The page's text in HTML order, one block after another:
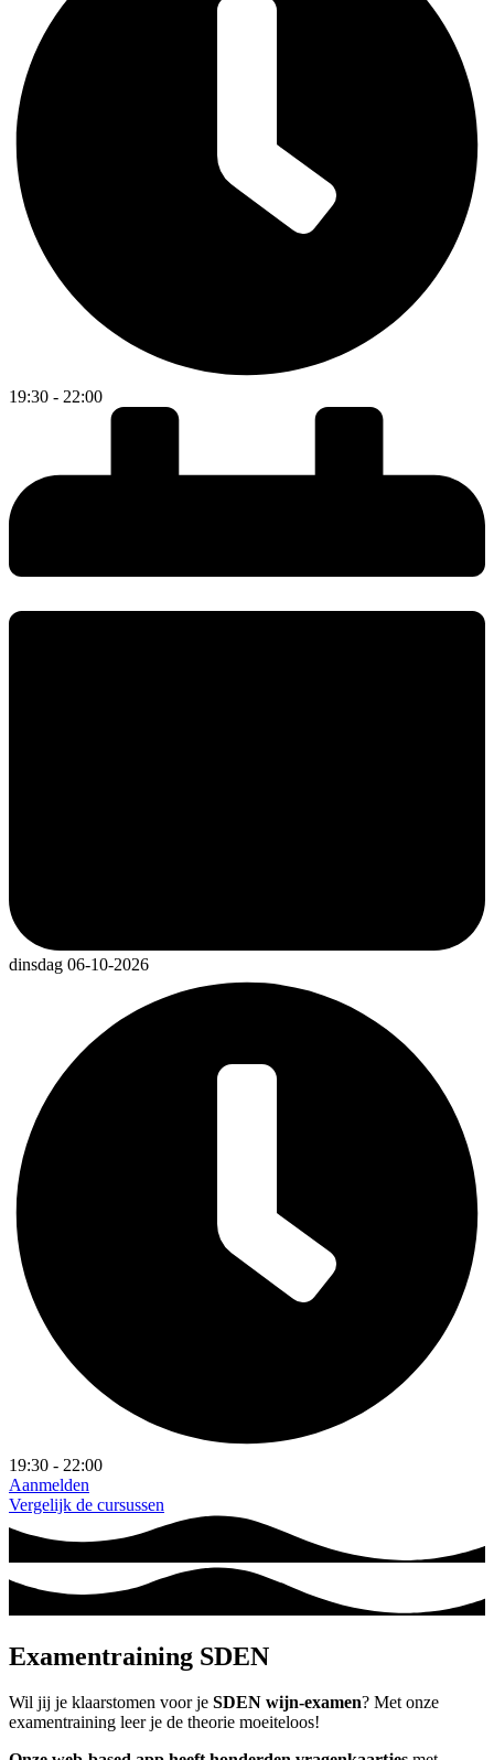
19:30 - 22:00
dinsdag 06-10-2026
19:30 - 22:00
Aanmelden
Vergelijk de cursussen
Examentraining SDEN
Wil jij je klaarstomen voor je SDEN wijn-examen? Met onze
examentraining leer je de theorie moeiteloos!